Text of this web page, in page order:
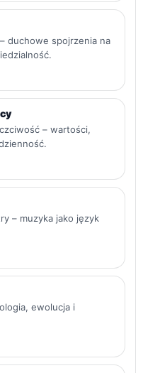
duchowe spojrzenia na
– wartości,
– muzyka jako język
ewolucja i